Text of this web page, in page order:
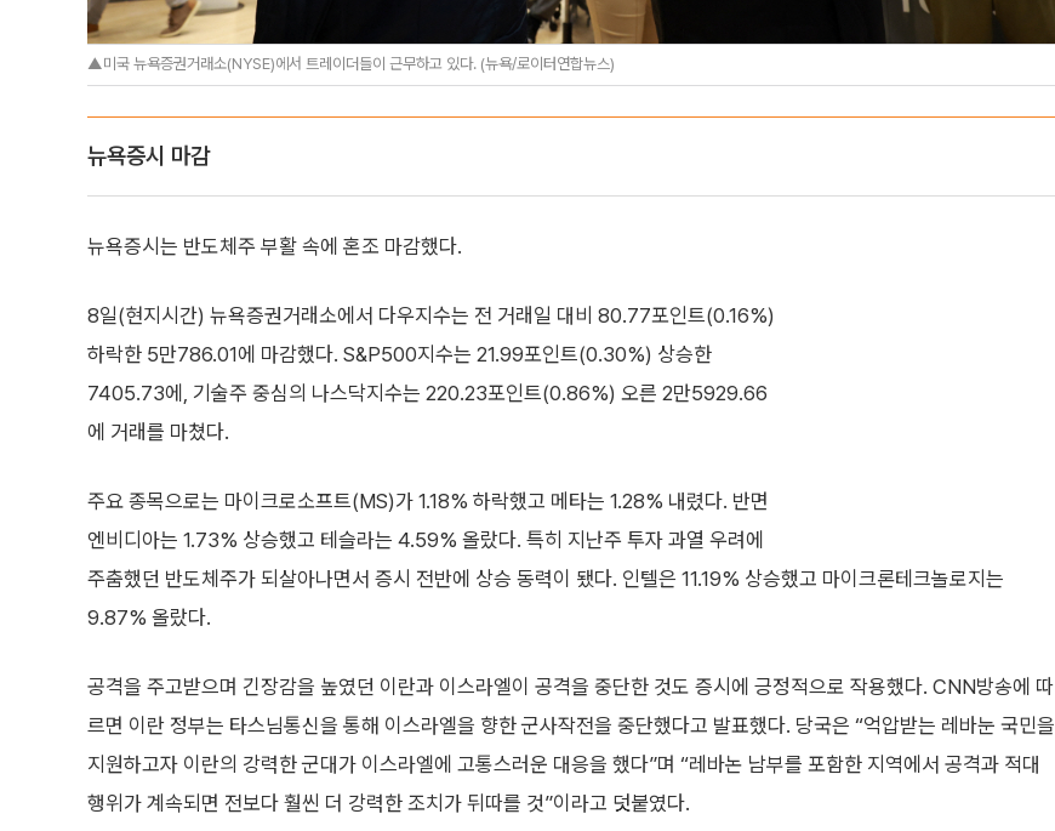
▲미국 뉴욕증권거래소(NYSE)에서 트레이더들이 근무하고 있다. (뉴욕/로이터연합뉴스)
뉴욕증시 마감
뉴욕증시는 반도체주 부활 속에 혼조 마감했다.
8일(현지시간) 뉴욕증권거래소에서 다우지수는 전 거래일 대비 80.77포인트(0.16%)
하락한 5만786.01에 마감했다. S&P500지수는 21.99포인트(0.30%) 상승한
7405.73에, 기술주 중심의 나스닥지수는 220.23포인트(0.86%) 오른 2만5929.66
에 거래를 마쳤다.
주요 종목으로는 마이크로소프트(MS)가 1.18% 하락했고 메타는 1.28% 내렸다. 반면
엔비디아는 1.73% 상승했고 테슬라는 4.59% 올랐다. 특히 지난주 투자 과열 우려에
주춤했던 반도체주가 되살아나면서 증시 전반에 상승 동력이 됐다. 인텔은 11.19% 상승했고 마이크론테크놀로지는
9.87% 올랐다.
공격을 주고받으며 긴장감을 높였던 이란과 이스라엘이 공격을 중단한 것도 증시에 긍정적으로 작용했다. CNN방송에 따
르면 이란 정부는 타스님통신을 통해 이스라엘을 향한 군사작전을 중단했다고 발표했다. 당국은 “억압받는 레바눈 국민을
지원하고자 이란의 강력한 군대가 이스라엘에 고통스러운 대응을 했다”며 “레바논 남부를 포함한 지역에서 공격과 적대
행위가 계속되면 전보다 훨씬 더 강력한 조치가 뒤따를 것”이라고 덧붙였다.